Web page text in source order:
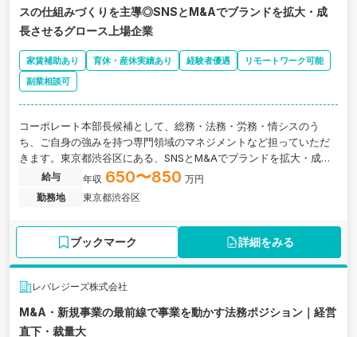
スの仕組みづくりを主導◎SNSとM&Aでブランドを拡大・成
長させるグロース上場企業
家賃補助あり 育休・産休実績あり 経験者優遇
リモートワーク可能
副業相談可
コーポレート本部長候補として、総務・法務・労務・情シスのう
ち、ご自身の強みを持つ専門領域のマネジメントなど担っていただ
きます。東京都渋谷区にある、SNSとM&Aでブランドを拡大・成長
させるグロース上場企業の求人です。
給与 年収 650〜850 万円
勤務地
東京都渋谷区
ブックマーク 詳細をみる
レバレジーズ株式会社
M&A・新規事業の最前線で事業を動かす法務ポジション｜経営
直下・裁量大